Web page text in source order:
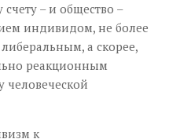
– и общество –
индивидом, не более
а скорее,
реакционным
человеческой
к